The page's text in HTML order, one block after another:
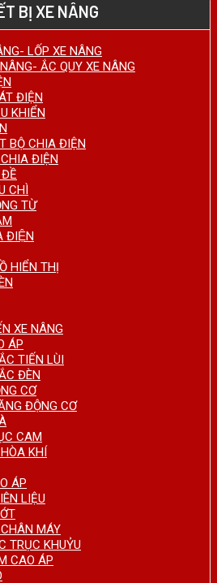
BỊ XE NÂNG
LỐP XE NÂNG
ẮC QUY XE NÂNG
ĐIỆN
KHIỂN
BỘ CHIA ĐIỆN
ĐIỆN
CHÌ
TỪ
ĐIỆN
HIỂN THỊ
XE NÂNG
ÁP
TIẾN LÙI
ĐÈN
CƠ
ĐỘNG CƠ
CAM
KHÍ
ÁP
LIỆU
MÁY
TRỤC KHUỶU
CAO ÁP